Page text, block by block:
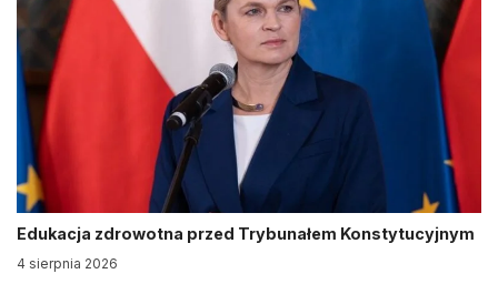
Edukacja zdrowotna przed Trybunałem Konstytucyjnym
4 sierpnia 2026